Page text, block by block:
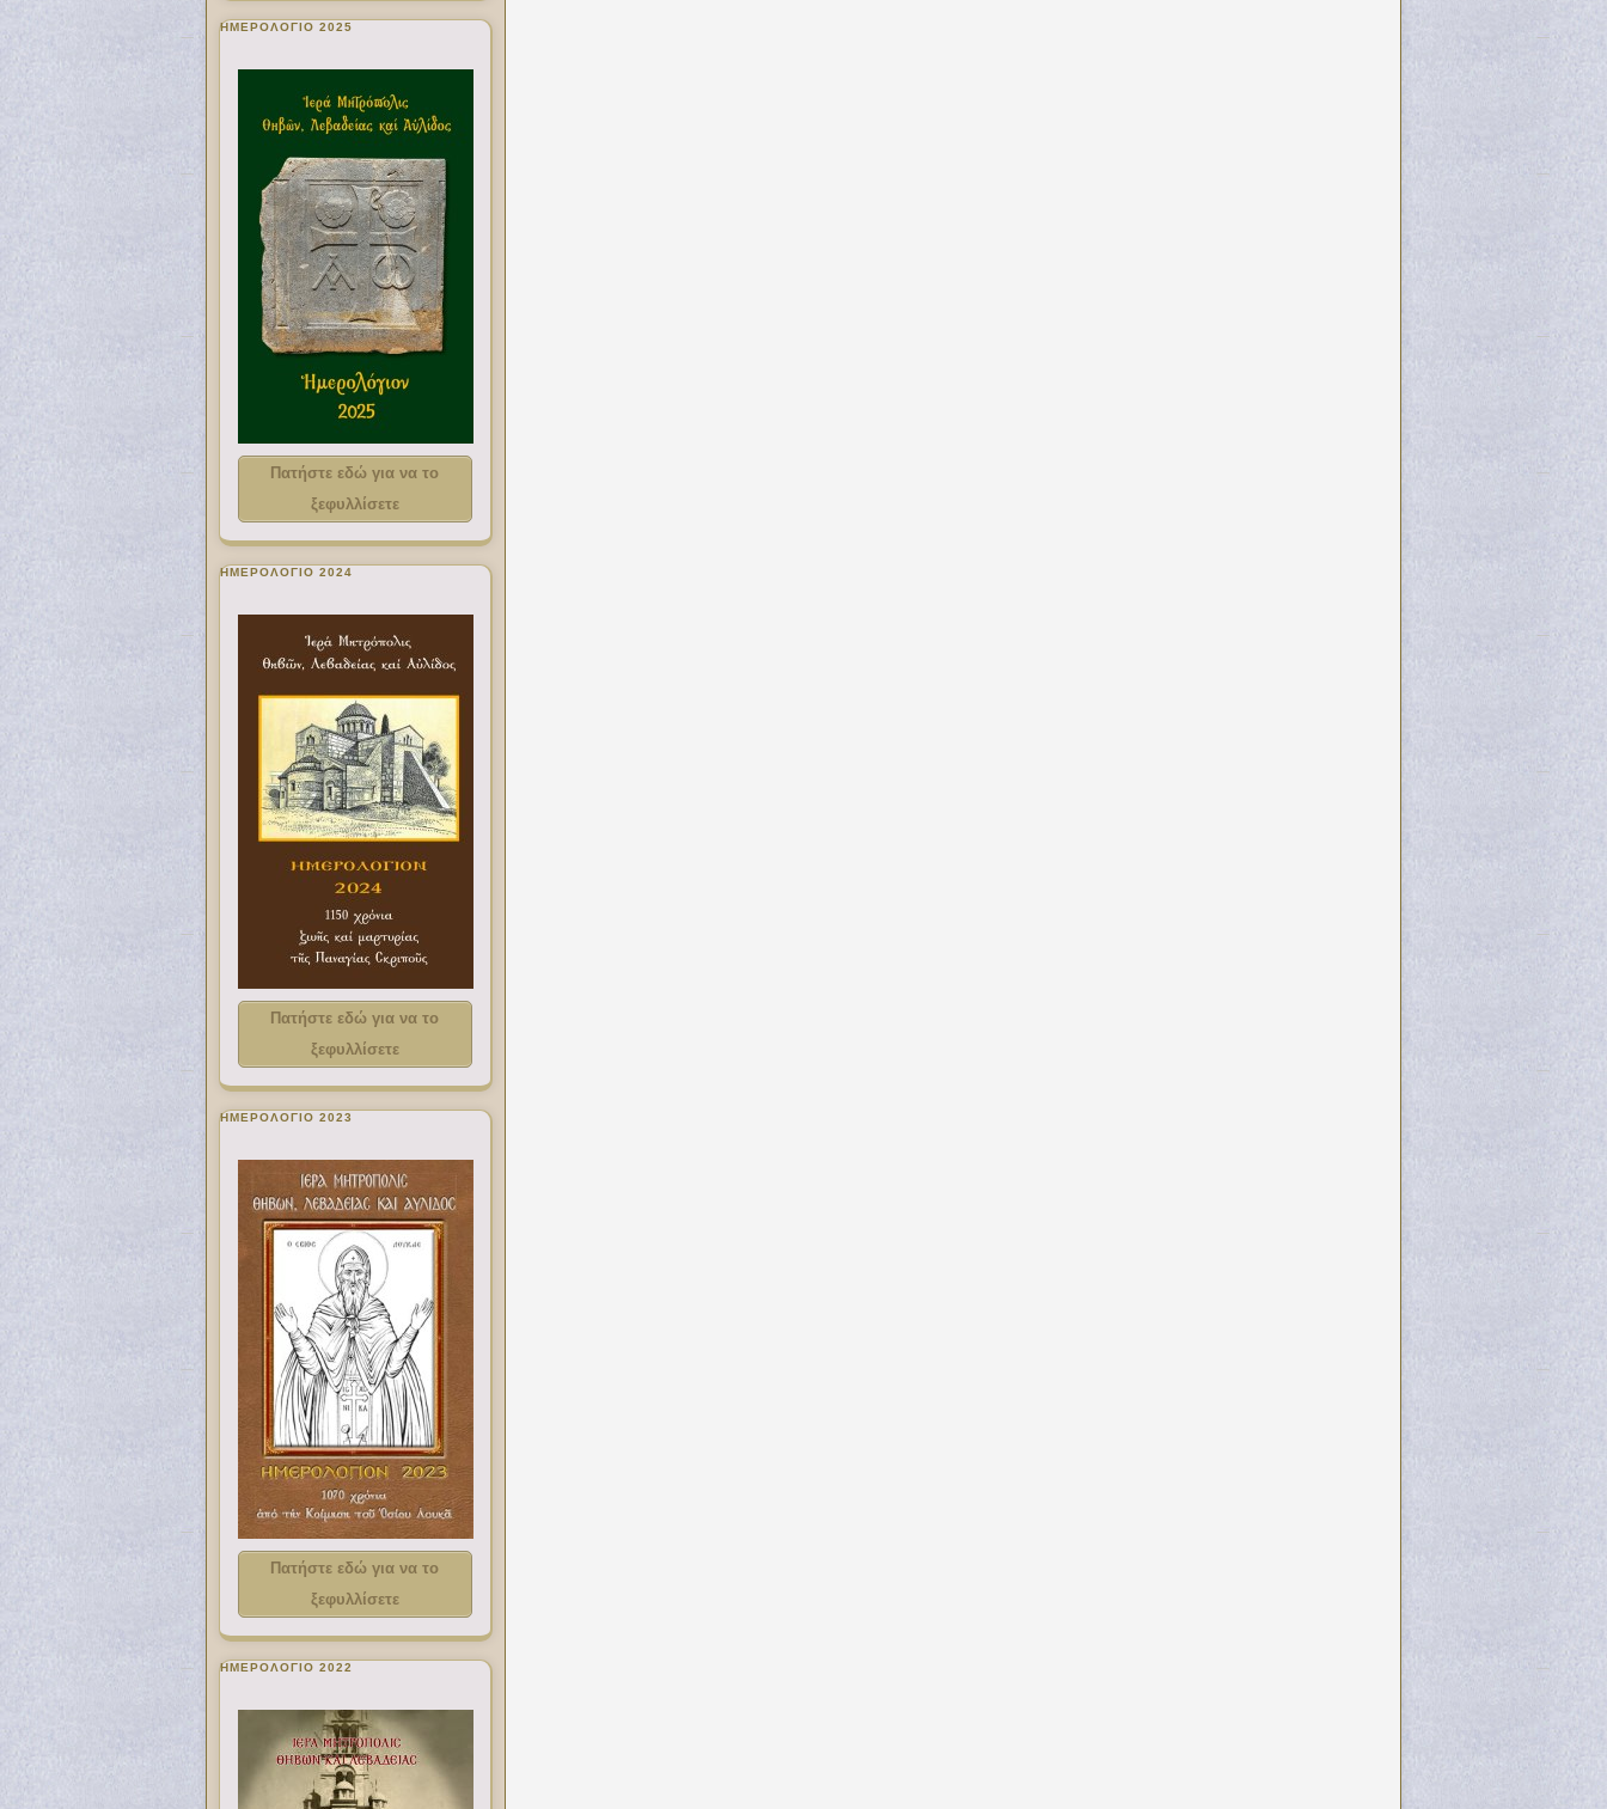
ΗΜΕΡΟΛΟΓΙΟ 2025
Πατήστε εδώ για να το
ξεφυλλίσετε
ΗΜΕΡΟΛΟΓΙΟ 2024
Πατήστε εδώ για να το
ξεφυλλίσετε
ΗΜΕΡΟΛΟΓΙΟ 2023
Πατήστε εδώ για να το
ξεφυλλίσετε
ΗΜΕΡΟΛΟΓΙΟ 2022